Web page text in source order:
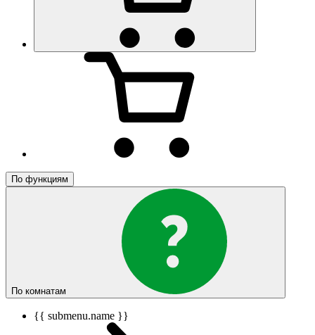
По функциям
По комнатам
{{ submenu.name }}